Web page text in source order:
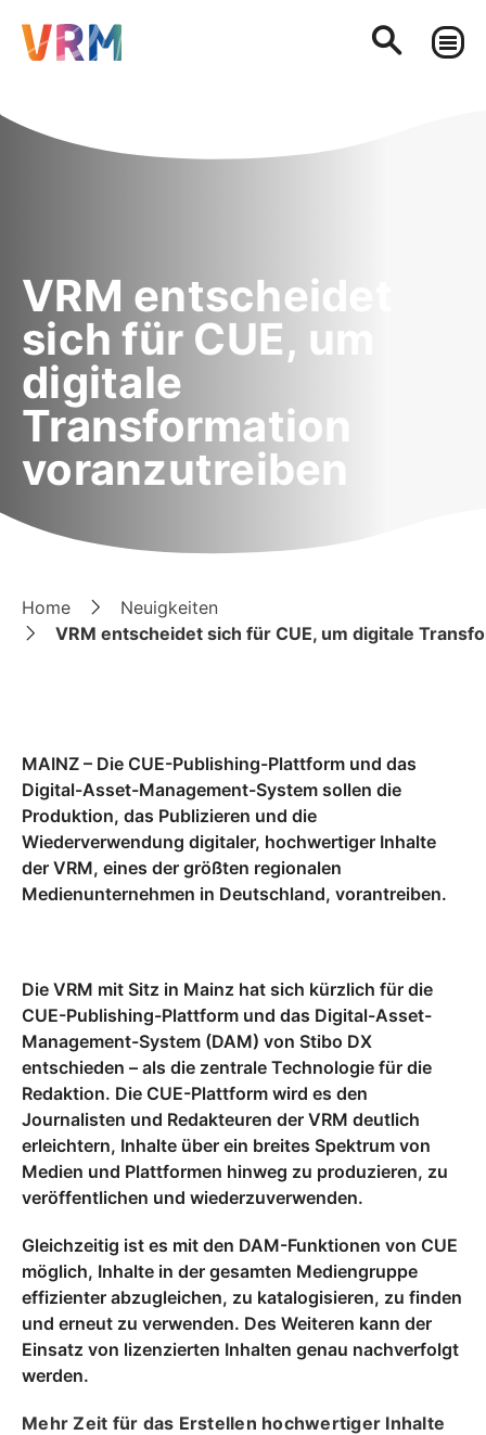
VRM entscheidet
sich für CUE, um
digitale
Transformation
voranzutreiben
Home
Neuigkeiten
VRM entscheidet sich für CUE, um digitale
MAINZ – Die CUE-Publishing-Plattform und das
Digital-Asset-Management-System sollen die
Produktion, das Publizieren und die
Wiederverwendung digitaler, hochwertiger Inhalte
der VRM, eines der größten regionalen
Medienunternehmen in Deutschland, vorantreiben.
Die VRM mit Sitz in Mainz hat sich kürzlich für die
CUE-Publishing-Plattform und das Digital-Asset-
Management-System (DAM) von Stibo DX
entschieden – als die zentrale Technologie für die
Redaktion. Die CUE-Plattform wird es den
Journalisten und Redakteuren der VRM deutlich
erleichtern, Inhalte über ein breites Spektrum von
Medien und Plattformen hinweg zu produzieren, zu
veröffentlichen und wiederzuverwenden.
Gleichzeitig ist es mit den DAM-Funktionen von CUE
möglich, Inhalte in der gesamten Mediengruppe
effizienter abzugleichen, zu katalogisieren, zu finden
und erneut zu verwenden. Des Weiteren kann der
Einsatz von lizenzierten Inhalten genau nachverfolgt
werden.
Mehr Zeit für das Erstellen hochwertiger Inhalte